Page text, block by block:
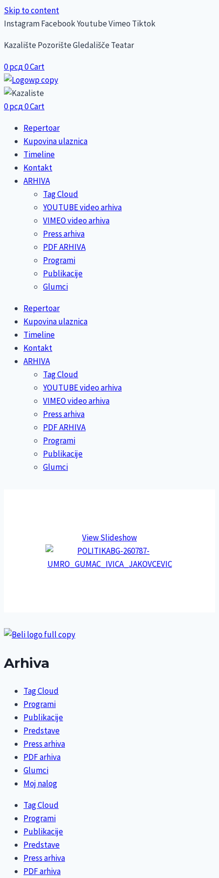
Skip to content
InstagramFacebookYoutubeVimeo Tiktok
Kazalište Pozorište Gledališče Teatar
0рсд0Cart
0рсд0Cart
Repertoar
Kupovina ulaznica
Timeline
Kontakt
ARHIVA
Tag Cloud
YOUTUBE video arhiva
VIMEO video arhiva
Press arhiva
PDF ARHIVA
Programi
Publikacije
Glumci
Repertoar
Kupovina ulaznica
Timeline
Kontakt
ARHIVA
Tag Cloud
YOUTUBE video arhiva
VIMEO video arhiva
Press arhiva
PDF ARHIVA
Programi
Publikacije
Glumci
View Slideshow
Arhiva
Tag Cloud
Programi
Publikacije
Predstave
Press arhiva
PDF arhiva
Glumci
Moj nalog
Tag Cloud
Programi
Publikacije
Predstave
Press arhiva
PDF arhiva